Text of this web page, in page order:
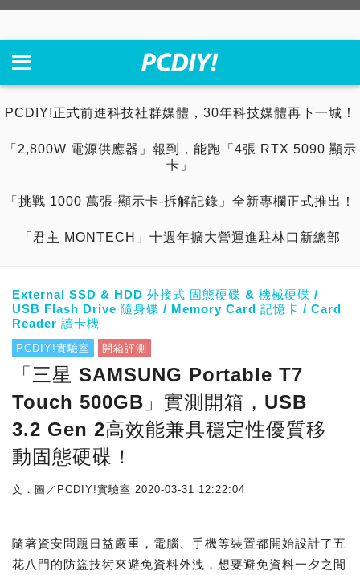
PCDIY!正式前進科技社群媒體，30年科技媒體再下一城！
「2,800W 電源供應器」報到，能跑「4張 RTX 5090 顯示
卡」
「挑戰 1000 萬張-顯示卡-拆解記錄」全新專欄正式推出！
「君主 MONTECH」十週年擴大營運進駐林口新總部
External SSD & HDD 外接式 固態硬碟 & 機械硬碟 /
USB Flash Drive 隨身碟 / Memory Card 記憶卡 / Card
Reader 讀卡機
PCDIY!實驗室 開箱評測
「三星 SAMSUNG Portable T7
Touch 500GB」實測開箱，USB
3.2 Gen 2高效能兼具穩定性優質移
動固態硬碟！
文．圖／PCDIY!實驗室 2020-03-31 12:22:04
隨著資安問題日益嚴重，電腦、手機等裝置都開始設計了五
花八門的防盜技術來避免資料外洩，想要避免資料一夕之間